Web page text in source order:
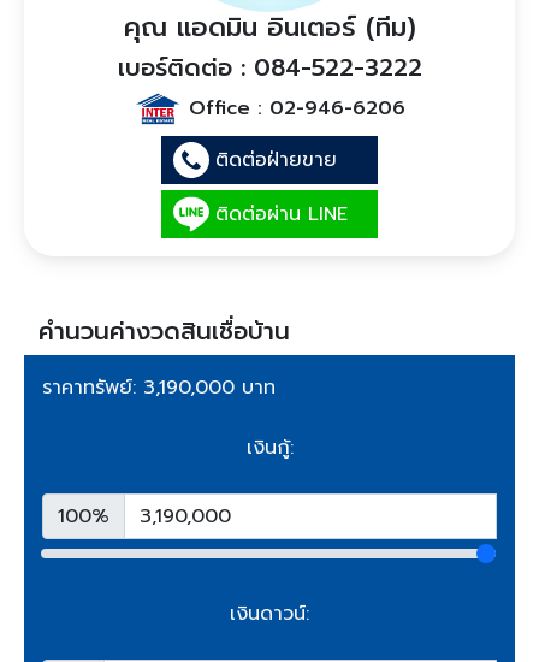
คุณ แอดมิน อินเตอร์ (ทีม)
เบอร์ติดต่อ : 084-522-3222
Office : 02-946-6206
ติดต่อฝ่ายขาย
ติดต่อผ่าน LINE
คำนวนค่างวดสินเชื่อบ้าน
ราคาทรัพย์: 3,190,000 บาท
เงินกู้:
100%
เงินดาวน์: